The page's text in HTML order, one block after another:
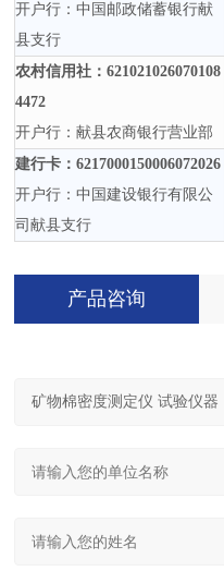
开户行：中国邮政储蓄银行献
县支行
农村信用社：621021026070108
4472
开户行：献县农商银行营业部
建行卡：6217000150006072026
开户行：中国建设银行有限公
司献县支行
产品咨询